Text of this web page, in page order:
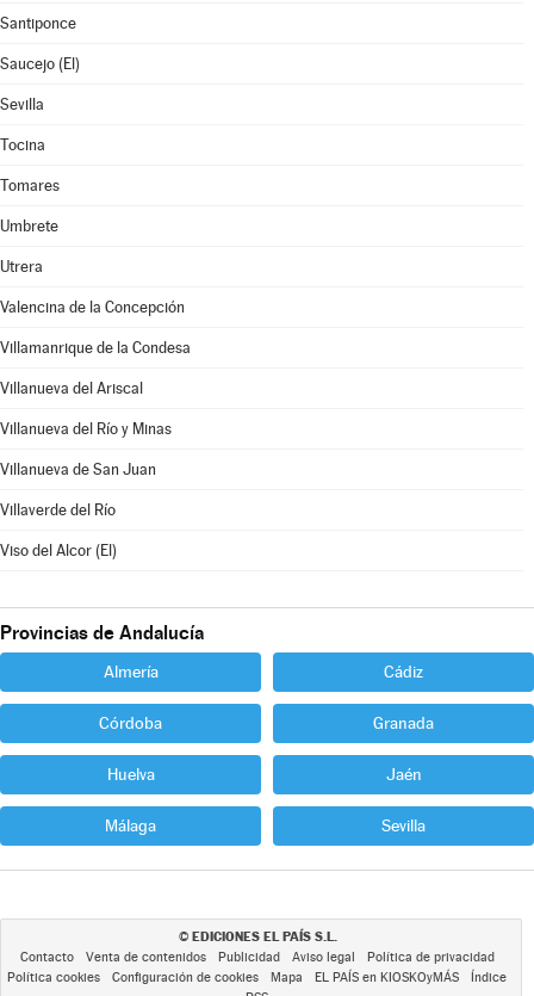
Santiponce
Saucejo (El)
Sevilla
Tocina
Tomares
Umbrete
Utrera
Valencina de la Concepción
Villamanrique de la Condesa
Villanueva del Ariscal
Villanueva del Río y Minas
Villanueva de San Juan
Villaverde del Río
Viso del Alcor (El)
Provincias de Andalucía
Almería Cádiz
Córdoba Granada
Huelva Jaén
Málaga Sevilla
© EDICIONES EL PAÍS S.L.
Contacto Venta de contenidos Publicidad Aviso legal
Política de privacidad
Política cookies
Configuración de cookies Mapa EL PAÍS en KIOSKOyMÁS
Índice